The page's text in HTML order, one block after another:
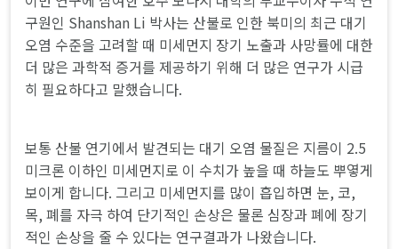
구원인 Shanshan Li 박사는 산불로 인한 북미의 최근 대기
오염 수준을 고려할 때 미세먼지 장기 노출과 사망률에 대한
더 많은 과학적 증거를 제공하기 위해 더 많은 연구가 시급
히 필요하다고 말했습니다.
보통 산불 연기에서 발견되는 대기 오염 물질은 지름이 2.5
미크론 이하인 미세먼지로 이 수치가 높을 때 하늘도 뿌옇게
보이게 합니다. 그리고 미세먼지를 많이 흡입하면 눈, 코,
목, 폐를 자극 하여 단기적인 손상은 물론 심장과 폐에 장기
적인 손상을 줄 수 있다는 연구결과가 나왔습니다.